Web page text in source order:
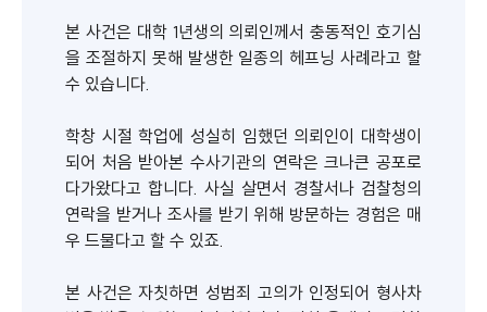
본 사건은 대학 1년생의 의뢰인께서 충동적인 호기심
을 조절하지 못해 발생한 일종의 헤프닝 사례라고 할
수 있습니다.
학창 시절 학업에 성실히 임했던 의뢰인이 대학생이
되어 처음 받아본 수사기관의 연락은 크나큰 공포로
다가왔다고 합니다. 사실 살면서 경찰서나 검찰청의
연락을 받거나 조사를 받기 위해 방문하는 경험은 매
우 드물다고 할 수 있죠.
본 사건은 자칫하면 성범죄 고의가 인정되어 형사차